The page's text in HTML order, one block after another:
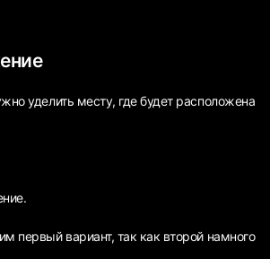
уделить месту, где будет расположена
первый вариант, так как второй намного